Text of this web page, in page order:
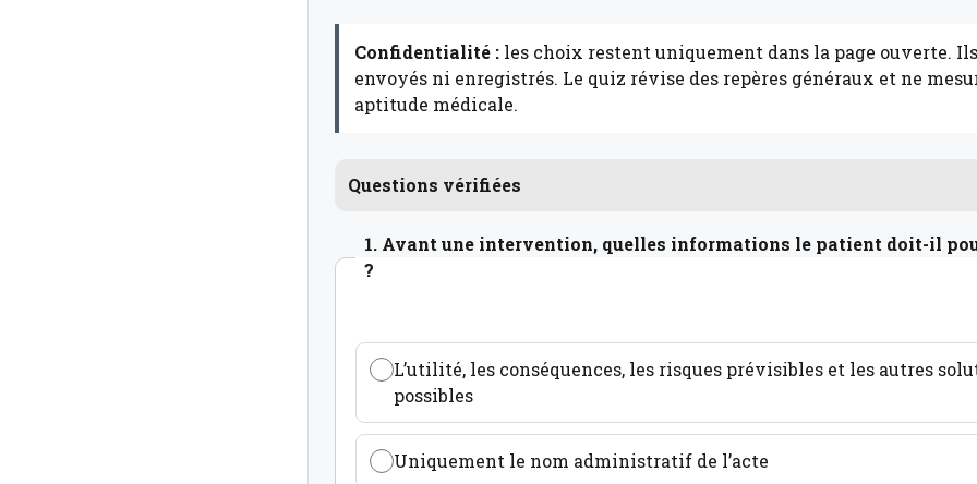
Confidentialité : les choix restent uniquement dans la page ouverte.
envoyés ni enregistrés. Le quiz révise des repères généraux et ne
aptitude médicale.
Questions vérifiées
1. Avant une intervention, quelles informations le patient doit-il
?
L’utilité, les conséquences, les risques prévisibles et les autres
possibles
Uniquement le nom administratif de l’acte